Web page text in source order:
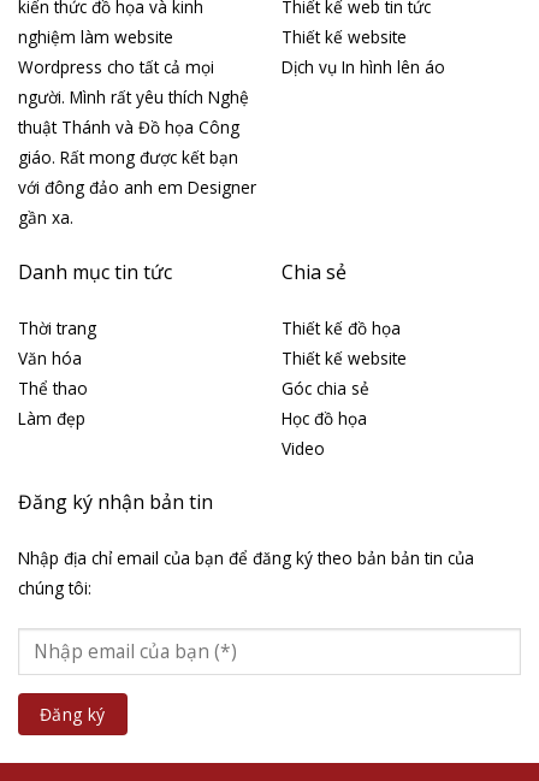
kiến thức đồ họa và kinh
nghiệm làm website
Wordpress cho tất cả mọi
người. Mình rất yêu thích Nghệ
thuật Thánh và Đồ họa Công
giáo. Rất mong được kết bạn
với đông đảo anh em Designer
gần xa.
Thiết kế web tin tức
Thiết kế website
Dịch vụ In hình lên áo
Danh mục tin tức
Thời trang
Văn hóa
Thể thao
Làm đẹp
Chia sẻ
Thiết kế đồ họa
Thiết kế website
Góc chia sẻ
Học đồ họa
Video
Đăng ký nhận bản tin
Nhập địa chỉ email của bạn để đăng ký theo bản bản tin của
chúng tôi: